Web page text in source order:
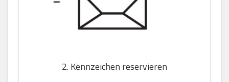
2. Kennzeichen reservieren